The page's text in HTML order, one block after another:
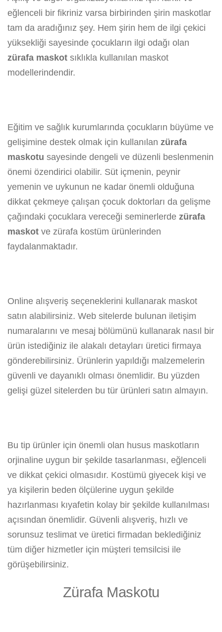
eğlenceli bir fikriniz varsa birbirinden şirin maskotlar
tam da aradığınız şey. Hem şirin hem de ilgi çekici
yüksekliği sayesinde çocukların ilgi odağı olan
zürafa maskot sıklıkla kullanılan maskot
modellerindendir.
Eğitim ve sağlık kurumlarında çocukların büyüme ve
gelişimine destek olmak için kullanılan zürafa
maskotu sayesinde dengeli ve düzenli beslenmenin
önemi özendirici olabilir. Süt içmenin, peynir
yemenin ve uykunun ne kadar önemli olduğuna
dikkat çekmeye çalışan çocuk doktorları da gelişme
çağındaki çocuklara vereceği seminerlerde zürafa
maskot ve zürafa kostüm ürünlerinden
faydalanmaktadır.
Online alışveriş seçeneklerini kullanarak maskot
satın alabilirsiniz. Web sitelerde bulunan iletişim
numaralarını ve mesaj bölümünü kullanarak nasıl bir
ürün istediğiniz ile alakalı detayları üretici firmaya
gönderebilirsiniz. Ürünlerin yapıldığı malzemelerin
güvenli ve dayanıklı olması önemlidir. Bu yüzden
gelişi güzel sitelerden bu tür ürünleri satın almayın.
Bu tip ürünler için önemli olan husus maskotların
orjinaline uygun bir şekilde tasarlanması, eğlenceli
ve dikkat çekici olmasıdır. Kostümü giyecek kişi ve
ya kişilerin beden ölçülerine uygun şekilde
hazırlanması kıyafetin kolay bir şekilde kullanılması
açısından önemlidir. Güvenli alışveriş, hızlı ve
sorunsuz teslimat ve üretici firmadan beklediğiniz
tüm diğer hizmetler için müşteri temsilcisi ile
görüşebilirsiniz.
Zürafa Maskotu